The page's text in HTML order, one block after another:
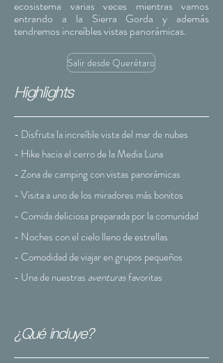
ecosistema varias veces mientras vamos
entrando a la Sierra Gorda y además
tendremos increíbles vistaspanorámicas.
Salir desde Querétaro
Highlights
- Disfruta laincreíblevista del mar de nubes
- Hikehaciael cerro de la Media Luna
- Zona de camping con vistas panorámicas
- Visita a uno de los miradores más bonitos
- Comida deliciosa preparada por la comunidad
- Noches con el cielo lleno de estrellas
- Comodidad de viajar en grupos pequeños
- Una de nuestras aventurasfavoritas
¿Qué incluye?